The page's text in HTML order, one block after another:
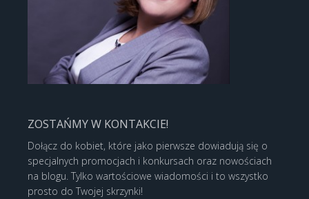
ZOSTAŃMY W KONTAKCIE!
Dołącz do kobiet, które jako pierwsze dowiadują się o
specjalnych promocjach i konkursach oraz nowościach
na blogu. Tylko wartościowe wiadomości i to wszystko
prosto do Twojej skrzynki!